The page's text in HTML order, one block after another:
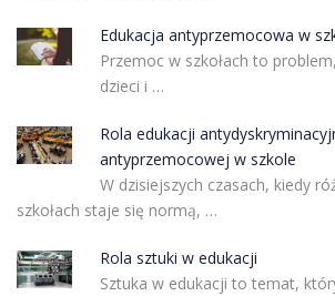
Edukacja antyprzemocowa w
Przemoc w szkołach to
dzieci i …
Rola edukacji
antyprzemocowej w szkole
W dzisiejszych czasach, kiedy
szkołach staje się normą, …
Rola sztuki w edukacji
Sztuka w edukacji to temat,